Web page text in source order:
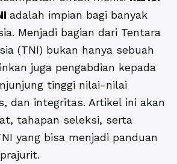
adalah impian bagi banyak
Menjadi bagian dari Tentara
(TNI) bukan hanya sebuah
juga pengabdian kepada
tinggi nilai-nilai
dan integritas. Artikel ini akan
tahapan seleksi, serta
yang bisa menjadi panduan